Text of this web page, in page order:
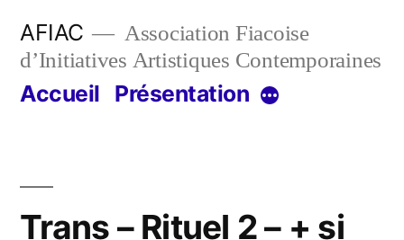
contenu
AFIAC
Association Fiacoise
d’Initiatives Artistiques Contemporaines
Accueil Présentation Plus
Trans – Rituel 2 – + si